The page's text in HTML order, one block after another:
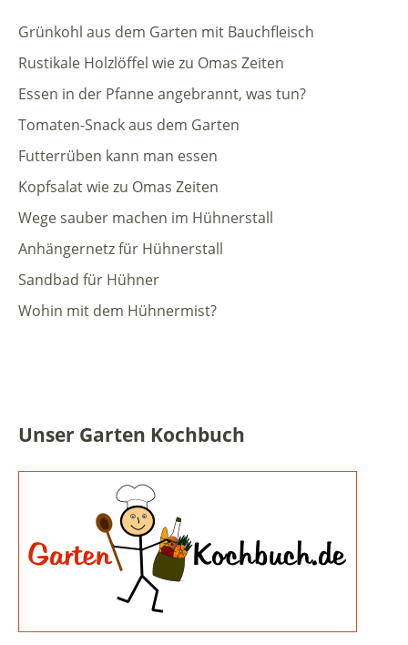
Grünkohl aus dem Garten mit Bauchfleisch
Rustikale Holzlöffel wie zu Omas Zeiten
Essen in der Pfanne angebrannt, was tun?
Tomaten-Snack aus dem Garten
Futterrüben kann man essen
Kopfsalat wie zu Omas Zeiten
Wege sauber machen im Hühnerstall
Anhängernetz für Hühnerstall
Sandbad für Hühner
Wohin mit dem Hühnermist?
Unser Garten Kochbuch